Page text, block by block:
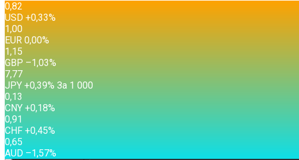
0,82
USD +0,33%
1,00
EUR 0,00%
1,15
GBP –1,03%
7,77
JPY +0,39% За 1 000
0,13
CNY +0,18%
0,91
CHF +0,45%
0,65
AUD –1,57%